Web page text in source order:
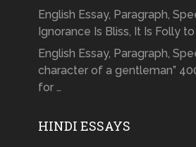
English Essay, Paragraph,
Ignorance Is Bliss, It Is Folly to
English Essay, Paragraph,
character of a gentleman”
for …
HINDI ESSAYS